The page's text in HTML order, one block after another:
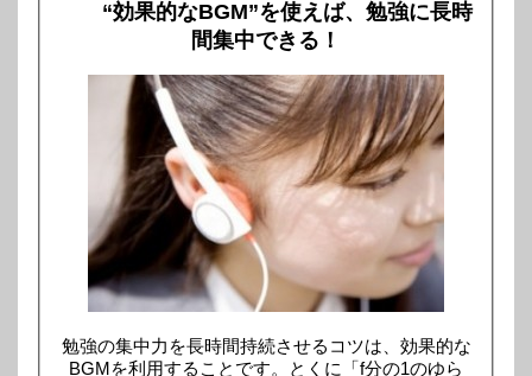
“効果的なBGM”を使えば、勉強に長時
間集中できる！
勉強の集中力を長時間持続させるコツは、効果的な
BGMを利用することです。とくに「f分の1のゆら